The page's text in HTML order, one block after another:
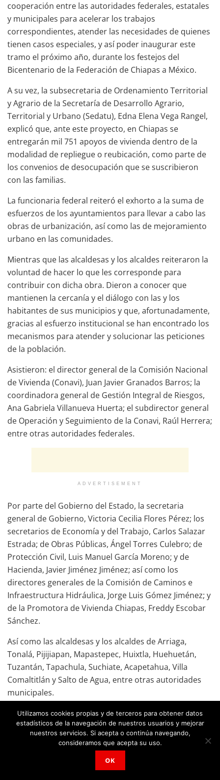
cooperación entre las autoridades federales, estatales
y municipales para acelerar los trabajos
correspondientes, atender las necesidades de quienes
tienen casos especiales, y así poder inaugurar este
tramo el próximo año, durante los festejos del
Bicentenario de la Federación de Chiapas a México.
A su vez, la subsecretaria de Ordenamiento Territorial
y Agrario de la Secretaría de Desarrollo Agrario,
Territorial y Urbano (Sedatu), Edna Elena Vega Rangel,
explicó que, ante este proyecto, en Chiapas se
entregarán mil 751 apoyos de vivienda dentro de la
modalidad de repliegue o reubicación, como parte de
los convenios de desocupación que se suscribieron
con las familias.
La funcionaria federal reiteró el exhorto a la suma de
esfuerzos de los ayuntamientos para llevar a cabo las
obras de urbanización, así como las de mejoramiento
urbano en las comunidades.
Mientras que las alcaldesas y los alcaldes reiteraron la
voluntad de hacer lo que les corresponde para
contribuir con dicha obra. Dieron a conocer que
mantienen la cercanía y el diálogo con las y los
habitantes de sus municipios y que, afortunadamente,
gracias al esfuerzo institucional se han encontrado los
mecanismos para atender y solucionar las peticiones
de la población.
Asistieron: el director general de la Comisión Nacional
de Vivienda (Conavi), Juan Javier Granados Barros; la
coordinadora general de Gestión Integral de Riesgos,
Ana Gabriela Villanueva Huerta; el subdirector general
de Operación y Seguimiento de la Conavi, Raúl Herrera;
entre otras autoridades federales.
ADVERTISEMENT
Por parte del Gobierno del Estado, la secretaria
general de Gobierno, Victoria Cecilia Flores Pérez; los
secretarios de Economía y del Trabajo, Carlos Salazar
Estrada; de Obras Públicas, Ángel Torres Culebro; de
Protección Civil, Luis Manuel García Moreno; y de
Hacienda, Javier Jiménez Jiménez; así como los
directores generales de la Comisión de Caminos e
Infraestructura Hidráulica, Jorge Luis Gómez Jiménez; y
de la Promotora de Vivienda Chiapas, Freddy Escobar
Sánchez.
Así como las alcaldesas y los alcaldes de Arriaga,
Tonalá, Pijijiapan, Mapastepec, Huixtla, Huehuetán,
Tuzantán, Tapachula, Suchiate, Acapetahua, Villa
Comaltitlán y Salto de Agua, entre otras autoridades
municipales.
Utilizamos cookies propias y de terceros para obtener datos
estadísticos de la navegación de nuestros usuarios y mejorar
nuestros servicios. Si acepta o continúa navegando,
consideramos que acepta su uso.
OK